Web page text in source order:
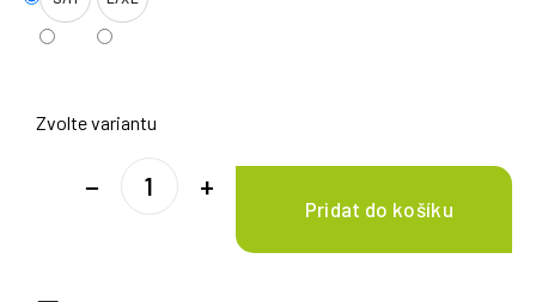
Zvolte variantu
+
−